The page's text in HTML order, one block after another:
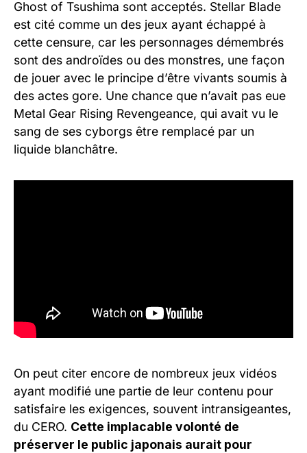
Ghost of Tsushima sont acceptés. Stellar Blade
est cité comme un des jeux ayant échappé à
cette censure, car les personnages démembrés
sont des androïdes ou des monstres, une façon
de jouer avec le principe d’être vivants soumis à
des actes gore. Une chance que n’avait pas eue
Metal Gear Rising Revengeance, qui avait vu le
sang de ses cyborgs être remplacé par un
liquide blanchâtre.
On peut citer encore de nombreux jeux vidéos
ayant modifié une partie de leur contenu pour
satisfaire les exigences, souvent intransigeantes,
du CERO. Cette implacable volonté de
préserver le public japonais aurait pour